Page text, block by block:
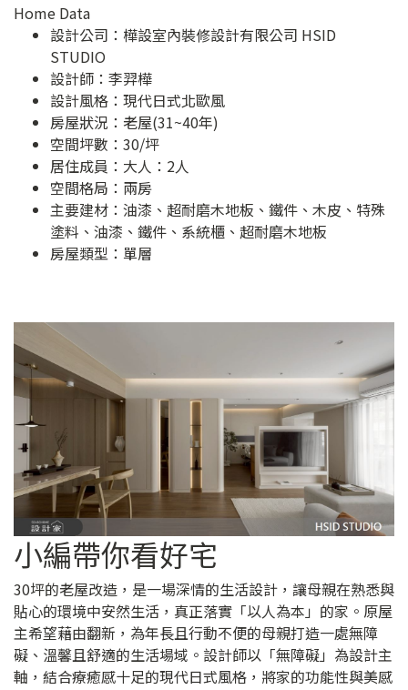
Home Data
設計公司： 樺設室內裝修設計有限公司 HSID
STUDIO
設計師：李羿樺
設計風格：現代日式北歐風
房屋狀況：老屋(31~40年)
空間坪數：30/坪
居住成員：大人：2人
空間格局：兩房
主要建材：油漆、超耐磨木地板、鐵件、木皮、特殊
塗料、油漆、鐵件、系統櫃、超耐磨木地板
房屋類型：單層
小編帶你看好宅
30坪的老屋改造，是一場深情的生活設計，讓母親在熟悉與
貼心的環境中安然生活，真正落實「以人為本」的家。原屋
主希望藉由翻新，為年長且行動不便的母親打造一處無障
礙、溫馨且舒適的生活場域。設計師以「無障礙」為設計主
軸，結合療癒感十足的現代日式風格，將家的功能性與美感